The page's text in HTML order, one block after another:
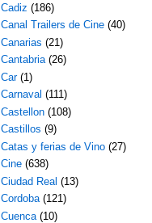
Cadiz (186)
Canal Trailers de Cine (40)
Canarias (21)
Cantabria (26)
Car (1)
Carnaval (111)
Castellon (108)
Castillos (9)
Catas y ferias de Vino (27)
Cine (638)
Ciudad Real (13)
Cordoba (121)
Cuenca (10)